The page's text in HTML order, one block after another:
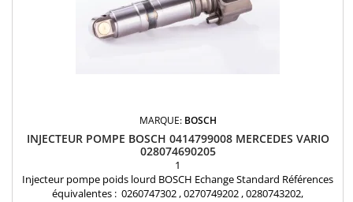
MARQUE: BOSCH
INJECTEUR POMPE BOSCH 0414799008 MERCEDES VARIO
028074690205
1
Injecteur pompe poids lourd BOSCH Echange Standard Références
équivalentes : 0260747302 , 0270749202 , 0280743202,